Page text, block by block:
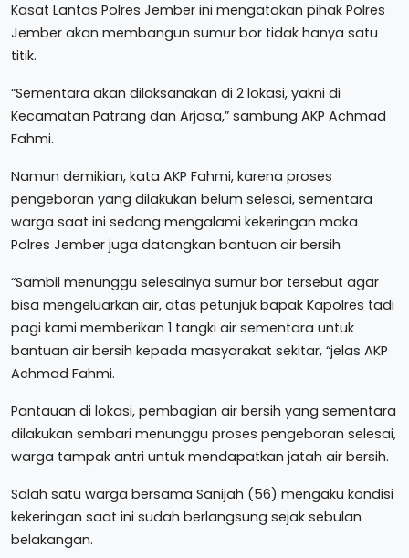
Kasat Lantas Polres Jember ini mengatakan pihak Polres
Jember akan membangun sumur bor tidak hanya satu
titik.
“Sementara akan dilaksanakan di 2 lokasi, yakni di
Kecamatan Patrang dan Arjasa,” sambung AKP Achmad
Fahmi.
Namun demikian, kata AKP Fahmi, karena proses
pengeboran yang dilakukan belum selesai, sementara
warga saat ini sedang mengalami kekeringan maka
Polres Jember juga datangkan bantuan air bersih
“Sambil menunggu selesainya sumur bor tersebut agar
bisa mengeluarkan air, atas petunjuk bapak Kapolres tadi
pagi kami memberikan 1 tangki air sementara untuk
bantuan air bersih kepada masyarakat sekitar, “jelas AKP
Achmad Fahmi.
Pantauan di lokasi, pembagian air bersih yang sementara
dilakukan sembari menunggu proses pengeboran selesai,
warga tampak antri untuk mendapatkan jatah air bersih.
Salah satu warga bersama Sanijah (56) mengaku kondisi
kekeringan saat ini sudah berlangsung sejak sebulan
belakangan.